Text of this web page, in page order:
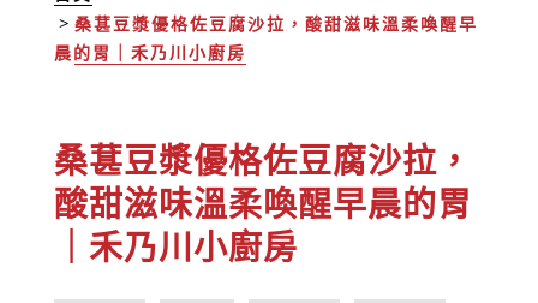
桑葚豆漿優格佐豆腐沙拉，酸甜滋味溫柔喚醒早
晨的胃｜禾乃川小廚房
桑葚豆漿優格佐豆腐沙拉，
酸甜滋味溫柔喚醒早晨的胃
｜禾乃川小廚房